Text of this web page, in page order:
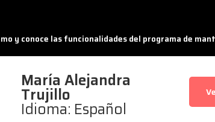
y conoce las funcionalidades del programa de
María Alejandra
Trujillo
Idioma: Español